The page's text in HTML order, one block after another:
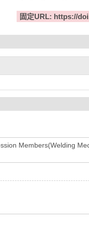
固定URL: https://
Members(Welding